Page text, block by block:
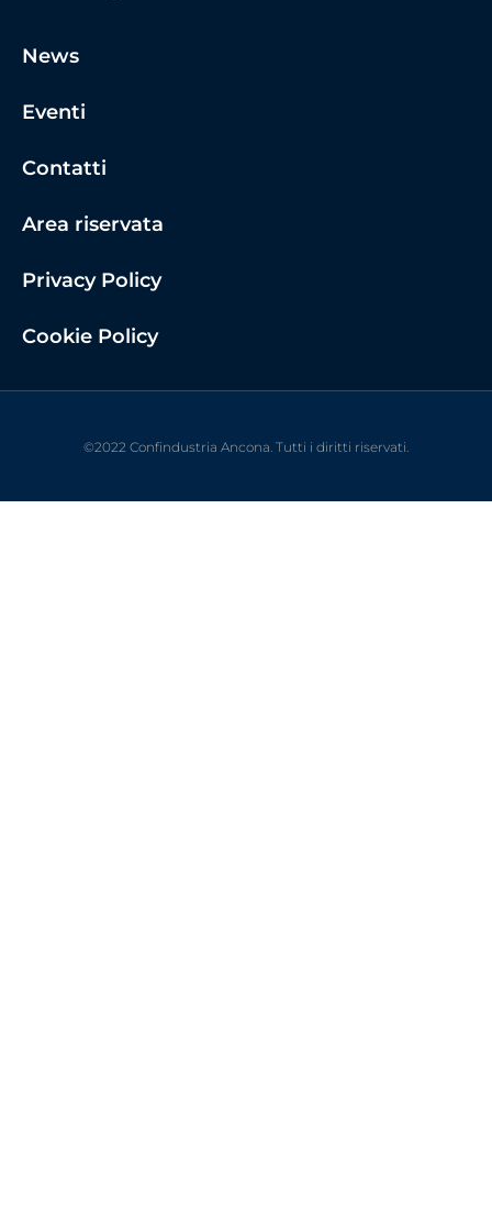
News
Eventi
Contatti
Area riservata
Privacy Policy
Cookie Policy
©2022 Confindustria Ancona. Tutti i diritti riservati.